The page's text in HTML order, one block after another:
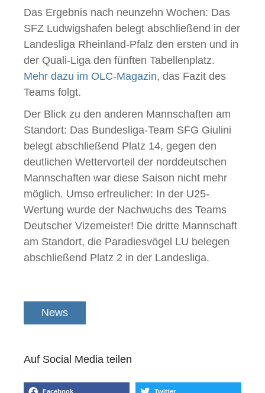
Das Ergebnis nach neunzehn Wochen: Das
SFZ Ludwigshafen belegt abschließend in der
Landesliga Rheinland-Pfalz den ersten und in
der Quali-Liga den fünften Tabellenplatz.
Mehr dazu im OLC-Magazin, das Fazit des
Teams folgt.
Der Blick zu den anderen Mannschaften am
Standort: Das Bundesliga-Team SFG Giulini
belegt abschließend Platz 14, gegen den
deutlichen Wettervorteil der norddeutschen
Mannschaften war diese Saison nicht mehr
möglich. Umso erfreulicher: In der U25-
Wertung wurde der Nachwuchs des Teams
Deutscher Vizemeister! Die dritte Mannschaft
am Standort, die Paradiesvögel LU belegen
abschließend Platz 2 in der Landesliga.
News
Auf Social Media teilen
Facebook Twitter